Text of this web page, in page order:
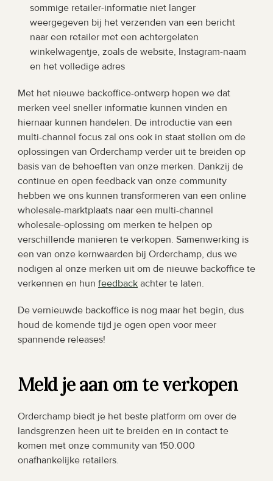
sommige retailer-informatie niet langer
weergegeven bij het verzenden van een bericht
naar een retailer met een achtergelaten
winkelwagentje, zoals de website, Instagram-naam
en het volledige adres
Met het nieuwe backoffice-ontwerp hopen we dat
merken veel sneller informatie kunnen vinden en
hiernaar kunnen handelen. De introductie van een
multi-channel focus zal ons ook in staat stellen om de
oplossingen van Orderchamp verder uit te breiden op
basis van de behoeften van onze merken. Dankzij de
continue en open feedback van onze community
hebben we ons kunnen transformeren van een online
wholesale-marktplaats naar een multi-channel
wholesale-oplossing om merken te helpen op
verschillende manieren te verkopen. Samenwerking is
een van onze kernwaarden bij Orderchamp, dus we
nodigen al onze merken uit om de nieuwe backoffice te
verkennen en hun feedback achter te laten.
De vernieuwde backoffice is nog maar het begin, dus
houd de komende tijd je ogen open voor meer
spannende releases!
Meld je aan om te verkopen
Orderchamp biedt je het beste platform om over de
landsgrenzen heen uit te breiden en in contact te
komen met onze community van 150.000
onafhankelijke retailers.